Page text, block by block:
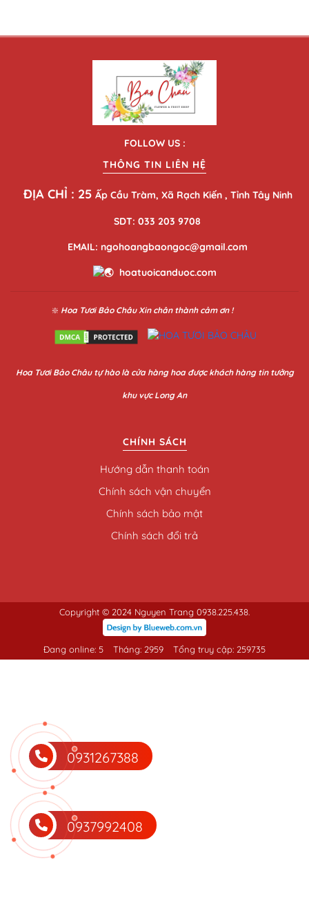
FOLLOW US :
THÔNG TIN LIÊN HỆ
ĐỊA CHỈ : 25 Ấp Cầu Tràm, Xã Rạch Kiến , Tỉnh Tây Ninh
SDT: 033 203 9708
EMAIL: ngohoangbaongoc@gmail.com
hoatuoicanduoc.com
❇️ Hoa Tươi Bảo Châu Xin chân thành cảm ơn !
Hoa Tươi Bảo Châutự hào là cửa hàng hoa được khách hàng tin tưởng
khu vực Long An
CHÍNH SÁCH
Hướng dẫn thanh toán
Chính sách vận chuyển
Chính sách bảo mật
Chính sách đổi trả
Copyright © 2024 Nguyen Trang 0938.225.438.
Đang online: 5 Tháng: 2959 Tổng truy cập: 259735
0931267388
0937992408